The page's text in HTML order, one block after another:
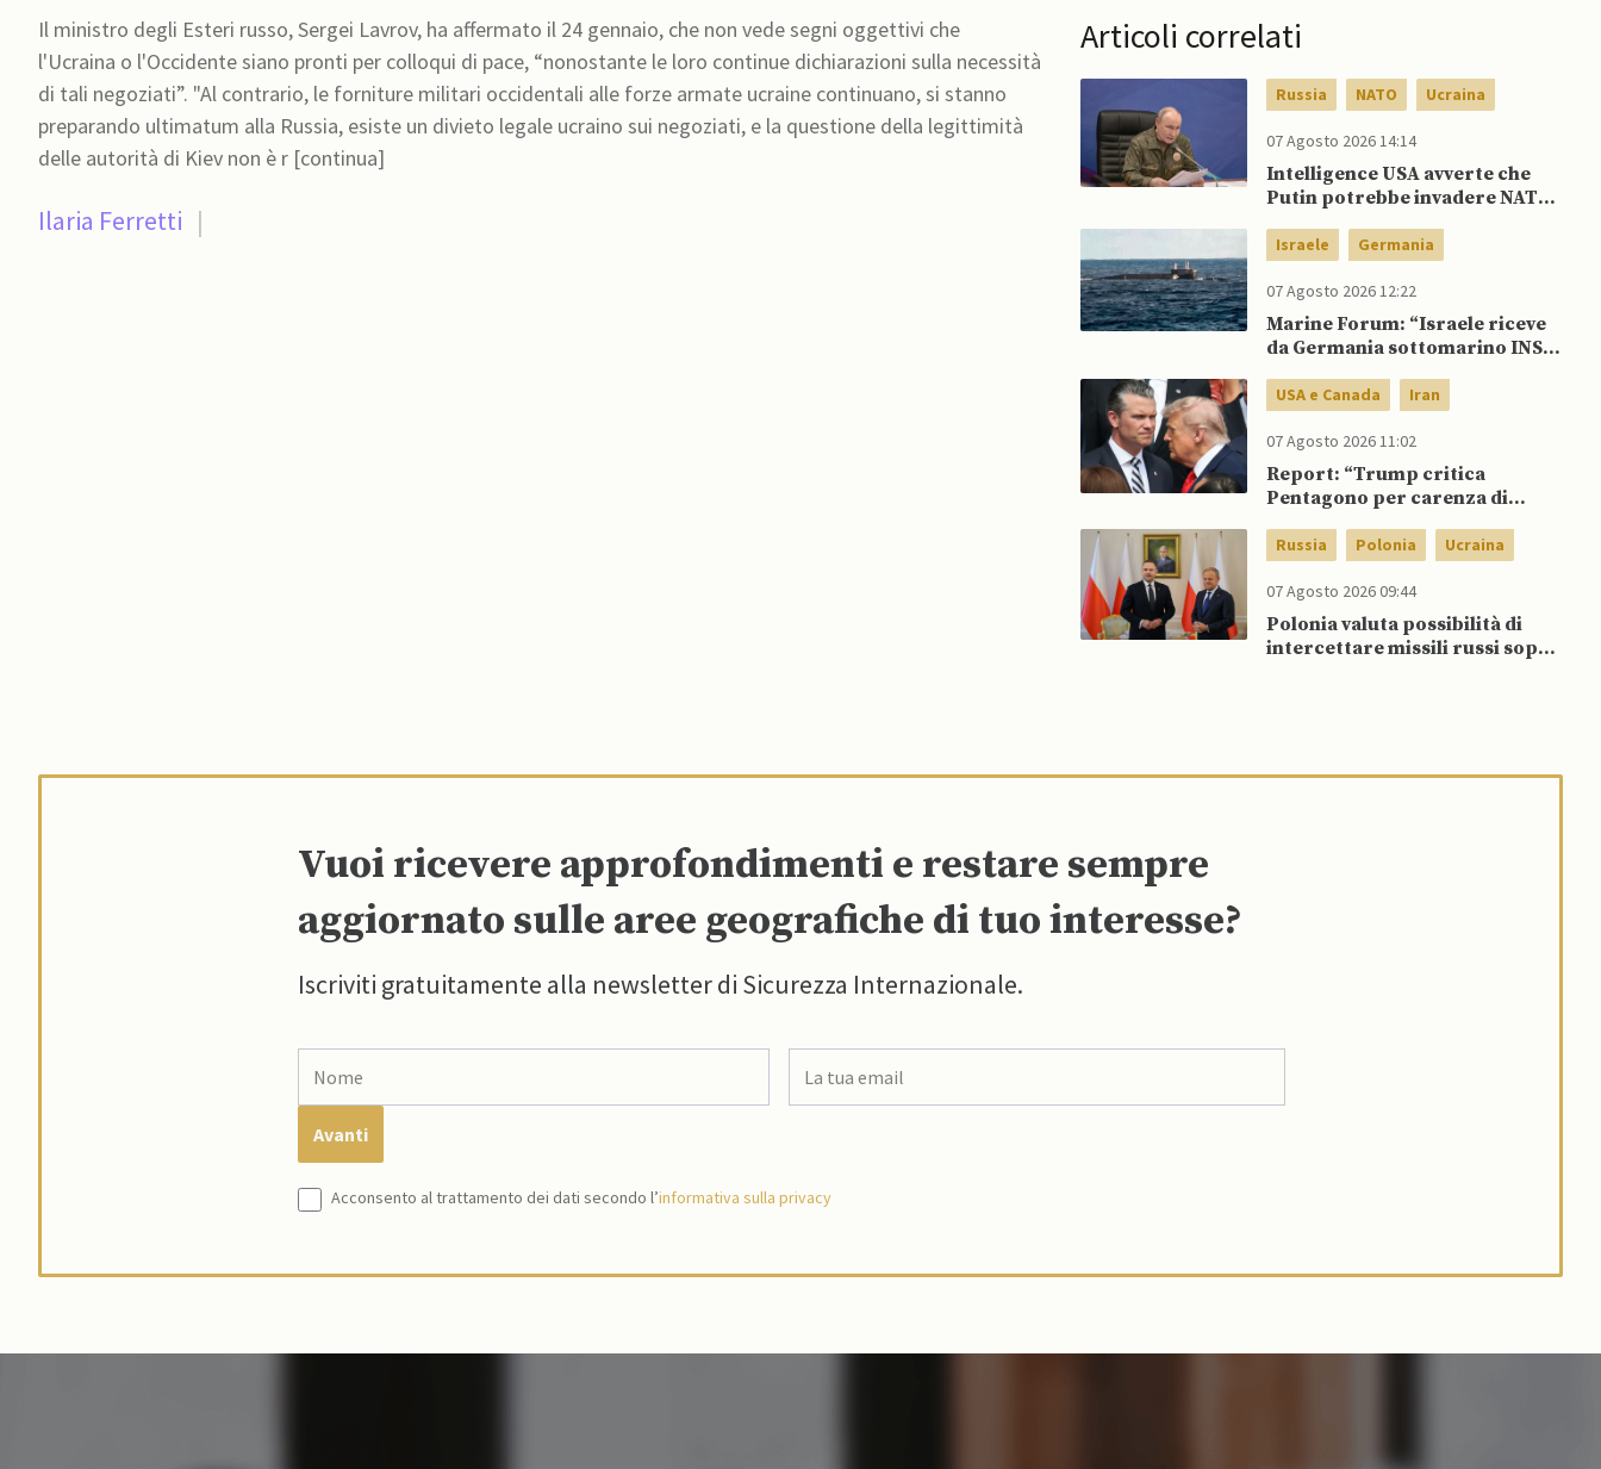
Il ministro degli Esteri russo, Sergei Lavrov, ha affermato il 24 gennaio, che non vede segni oggettivi che
l'Ucraina o l'Occidente siano pronti per colloqui di pace, “nonostante le loro continue dichiarazioni sulla necessità
di tali negoziati”. "Al contrario, le forniture militari occidentali alle forze armate ucraine continuano, si stanno
preparando ultimatum alla Russia, esiste un divieto legale ucraino sui negoziati, e la questione della legittimità
delle autorità di Kiev non è r [continua]
Ilaria Ferretti |
Articoli correlati
Russia NATO Ucraina
07 Agosto 2026 14:14
Intelligence USA avverte che
Putin potrebbe invadere NATO
Ucraina
Israele Germania
07 Agosto 2026 12:22
Marine Forum: “Israele riceve
da Germania sottomarino INS
USA e Canada Iran
07 Agosto 2026 11:02
Report: “Trump critica
Pentagono per carenza di
Russia Polonia Ucraina
07 Agosto 2026 09:44
Polonia valuta possibilità di
intercettare missili russi sopra
Vuoi ricevere approfondimenti e restare sempre
aggiornato sulle aree geografiche di tuo interesse?
Iscriviti gratuitamente alla newsletter di Sicurezza Internazionale.
Acconsento al trattamento dei dati secondo l’informativa sulla privacy